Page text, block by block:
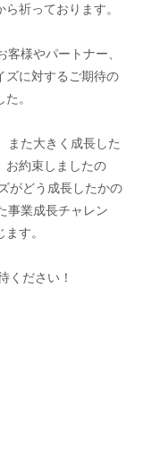
祈っております。
様やパートナー、
ズに対するご期待の
。
また大きく成長した
お約束しましたの
がどう成長したかの
事業成長チャレン
す。
ください！